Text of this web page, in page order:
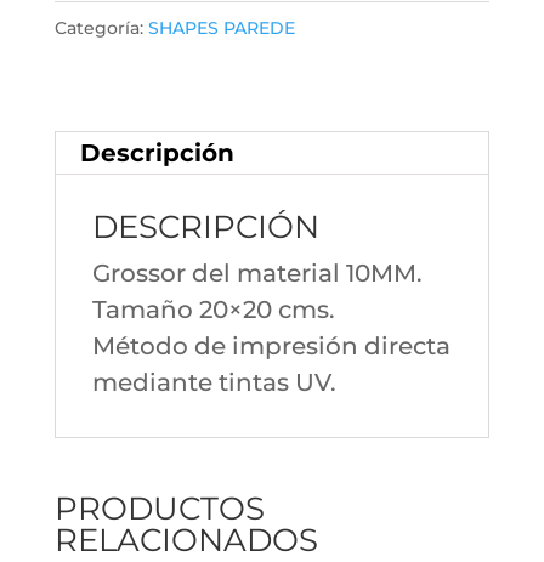
Categoría: SHAPES PAREDE
Descripción
DESCRIPCIÓN
Grossor del material 10MM.
Tamaño 20×20 cms.
Método de impresión directa
mediante tintas UV.
PRODUCTOS
RELACIONADOS